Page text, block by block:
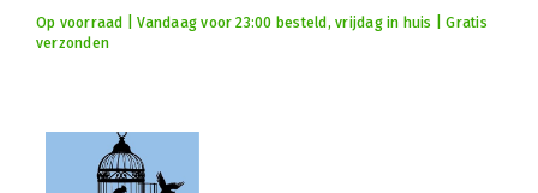
Op voorraad | Vandaag voor 23:00 besteld, vrijdag in huis | Gratis
verzonden